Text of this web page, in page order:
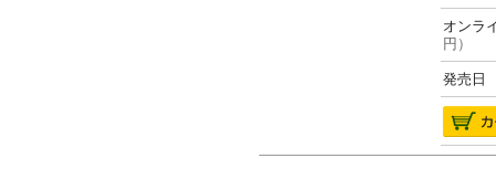
オン
円）
発売日